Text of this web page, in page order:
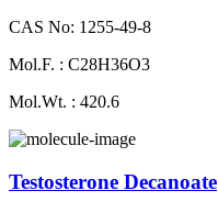
CAS No: 1255-49-8
Mol.F. : C28H36O3
Mol.Wt. : 420.6
Testosterone Decanoate